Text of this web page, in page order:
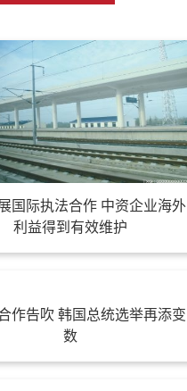
国际执法合作 中资企业海外
利益得到有效维护
作告吹 韩国总统选举再添变
数